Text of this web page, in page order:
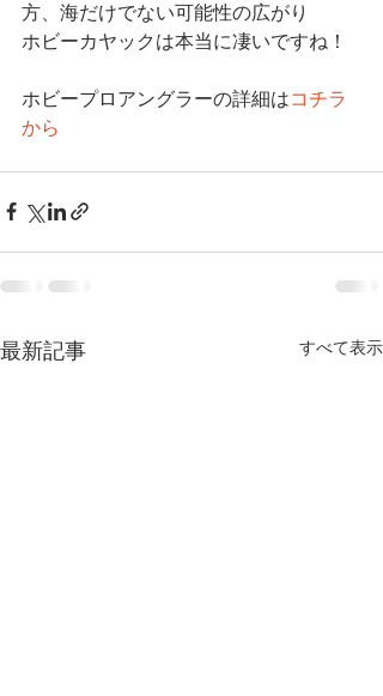
方、海だけでない可能性の広がり
ホビーカヤックは本当に凄いですね！
ホビープロアングラーの詳細はコチラ
から
最新記事 すべて表示